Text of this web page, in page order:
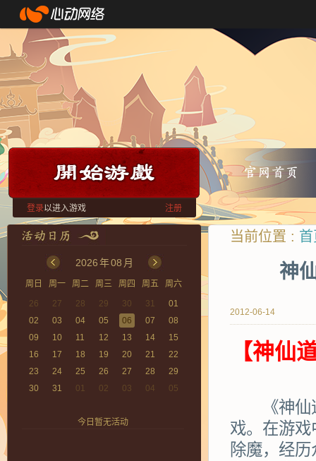
登录以进入游戏 注册
2026年08 月
周日 周一 周二 周三 周四 周五
周六
26
27 28 29 30 31
01
02
03 04 05 06 07
08
09
10 11 12 13 14
15
16
17 18 19 20 21
22
23
24 25 26 27 28
29
30
31 01 02 03 04 05
今日暂无活动
当前位置 :
神
2012-06-14
【神仙
《神仙道
戏。在游
除魔，经